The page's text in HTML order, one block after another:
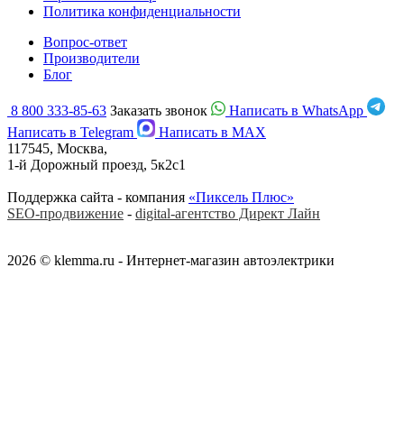
Политика конфиденциальности
Вопрос-ответ
Производители
Блог
8 800 333-85-63 Заказать звонок
Написать в WhatsApp
Написать в Telegram
Написать в MAX
117545, Москва,
1-й Дорожный проезд, 5к2с1
Поддержка сайта - компания «Пиксель Плюс»
SEO-продвижение - digital-агентство Директ Лайн
2026 © klemma.ru - Интернет-магазин автоэлектрики